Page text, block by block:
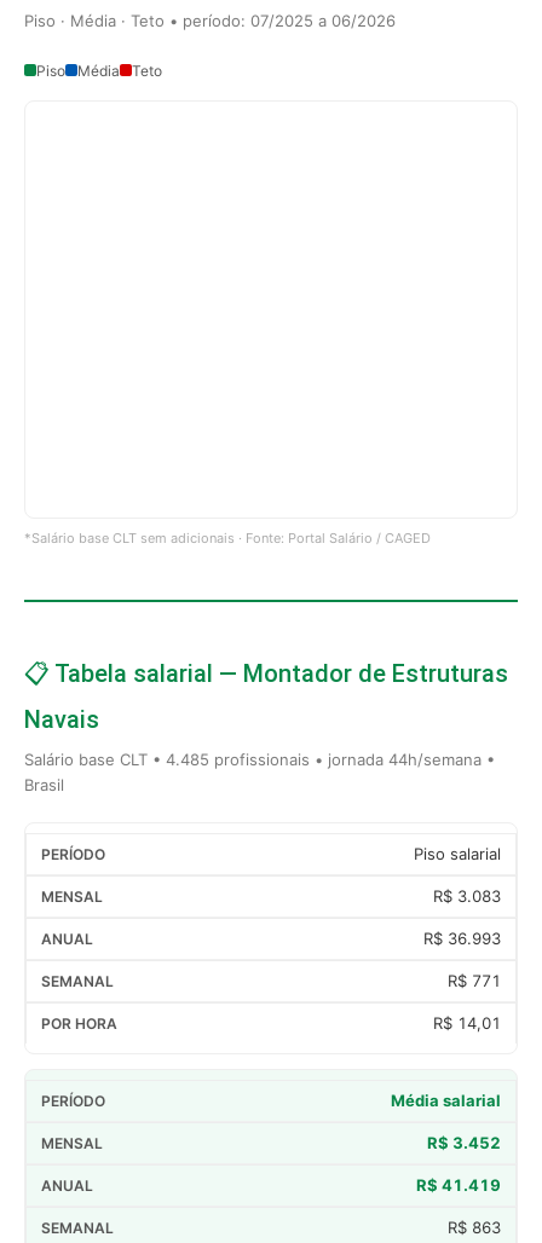
Piso · Média · Teto • período: 07/2025 a 06/2026
Piso Média Teto
*Salário base CLT sem adicionais · Fonte: Portal Salário / CAGED
📋 Tabela salarial — Montador de Estruturas
Navais
Salário base CLT • 4.485 profissionais • jornada 44h/semana •
Brasil
Piso salarial
R$ 3.083
R$ 36.993
R$ 771
R$ 14,01
Média salarial
R$ 3.452
R$ 41.419
R$ 863